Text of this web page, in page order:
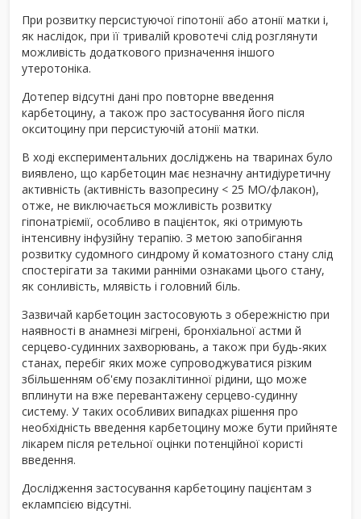
При розвитку персистуючої гіпотонії або атонії матки і,
як наслідок, при її тривалій кровотечі слід розглянути
можливість додаткового призначення іншого
утеротоніка.
Дотепер відсутні дані про повторне введення
карбетоцину, а також про застосування його після
окситоцину при персистуючій атонії матки.
В ході експериментальних досліджень на тваринах було
виявлено, що карбетоцин має незначну антидіуретичну
активність (активність вазопресину < 25 МО/флакон),
отже, не виключається можливість розвитку
гіпонатріємії, особливо в пацієнток, які отримують
інтенсивну інфузійну терапію. З метою запобігання
розвитку судомного синдрому й коматозного стану слід
спостерігати за такими ранніми ознаками цього стану,
як сонливість, млявість і головний біль.
Зазвичай карбетоцин застосовують з обережністю при
наявності в анамнезі мігрені, бронхіальної астми й
серцево-судинних захворювань, а також при будь-яких
станах, перебіг яких може супроводжуватися різким
збільшенням об'єму позаклітинної рідини, що може
вплинути на вже перевантажену серцево-судинну
систему. У таких особливих випадках рішення про
необхідність введення карбетоцину може бути прийняте
лікарем після ретельної оцінки потенційної користі
введення.
Дослідження застосування карбетоцину пацієнтам з
еклампсією відсутні.